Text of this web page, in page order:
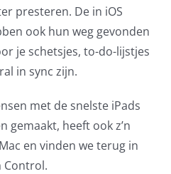
presteren. De in iOS
ook hun weg gevonden
je schetsjes, to-do-lijstjes
in sync zijn.
met de snelste iPads
gemaakt, heeft ook z’n
en vinden we terug in
Control.